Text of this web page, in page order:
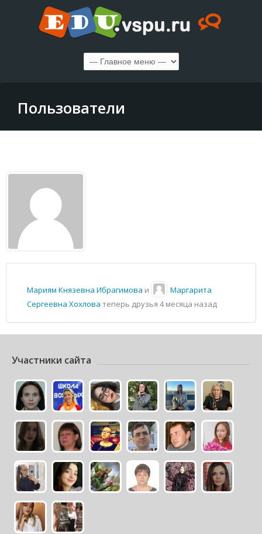
Пользователи
Мариям Князевна Ибрагимова и
Маргарита
Сергеевна Хохлова теперь друзья 4 месяца назад
Участники сайта